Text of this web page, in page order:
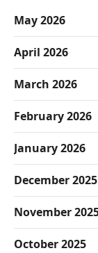
May 2026
April 2026
March 2026
February 2026
January 2026
December 2025
November
October 2025